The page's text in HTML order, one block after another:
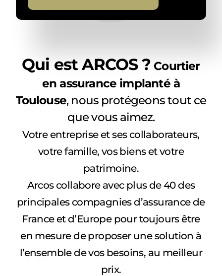
Qui est ARCOS ? Courtier
en assurance implanté à
Toulouse, nous protégeons tout ce
que vous aimez.
Votre entreprise et ses collaborateurs,
votre famille, vos biens et votre
patrimoine.
Arcos collabore avec plus de 40 des
principales compagnies d’assurance de
France et d’Europe pour toujours être
en mesure de proposer une solution à
l’ensemble de vos besoins, au meilleur
prix.